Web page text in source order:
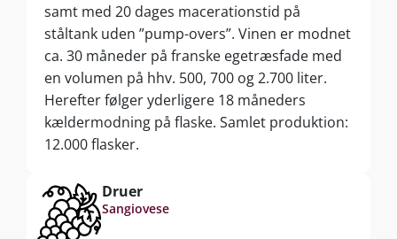
samt med 20 dages macerationstid på
ståltank uden ”pump-overs”. Vinen er modnet
ca. 30 måneder på franske egetræsfade med
en volumen på hhv. 500, 700 og 2.700 liter.
Herefter følger yderligere 18 måneders
kældermodning på flaske. Samlet produktion:
12.000 flasker.
Druer
Sangiovese